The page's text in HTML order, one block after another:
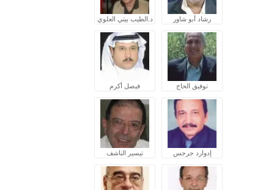
رشاد أبو شاور د.الطيب بيتي العلوي
توفيق الحاج فيصل أكرم
إدوارد جرجس تيسير الناشف